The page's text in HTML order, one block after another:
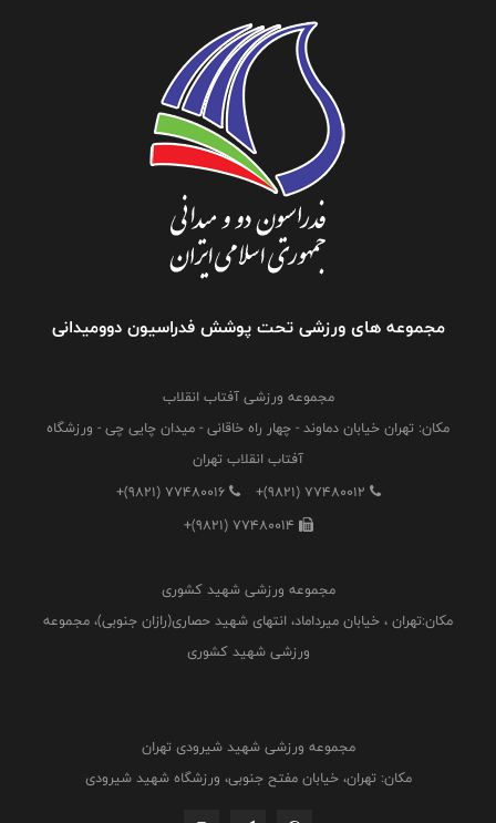
مجموعه های ورزشی تحت پوشش فدراسیون دوومیدانی
مجموعه ورزشی آفتاب انقلاب
مکان: تهران خیابان دماوند - چهار راه خاقانی - میدان چایی چی - ورزشگاه
آفتاب انقلاب تهران
+(9821) 77480012
+(9821) 77480016
+(9821) 77480014
مجموعه ورزشی شهید کشوری
مکان:تهران ، خیابان میرداماد، انتهای شهید حصاری(رازان جنوبی)، مجموعه
ورزشی شهید کشوری
مجموعه ورزشی شهید شیرودی تهران
مکان: تهران، خیابان مفتح جنوبی، ورزشگاه شهید شیرودی